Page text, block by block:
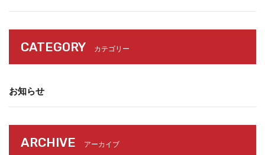
CATEGORY カテゴリー
お知らせ
ARCHIVE アーカイブ